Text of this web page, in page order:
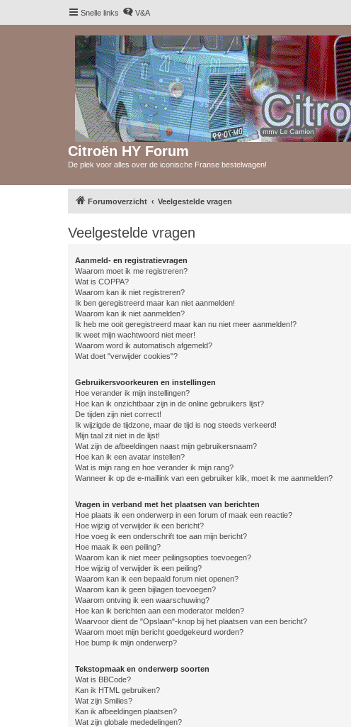
Snelle links V&A
Citroën HY Forum
De plek voor alles over de iconische Franse bestelwagen!
Forumoverzicht Veelgestelde vragen
Veelgestelde vragen
Aanmeld- en registratievragen
Waarom moet ik me registreren?
Wat is COPPA?
Waarom kan ik niet registreren?
Ik ben geregistreerd maar kan niet aanmelden!
Waarom kan ik niet aanmelden?
Ik heb me ooit geregistreerd maar kan nu niet meer aanmelden!?
Ik weet mijn wachtwoord niet meer!
Waarom word ik automatisch afgemeld?
Wat doet "verwijder cookies"?
Gebruikersvoorkeuren en instellingen
Hoe verander ik mijn instellingen?
Hoe kan ik onzichtbaar zijn in de online gebruikers lijst?
De tijden zijn niet correct!
Ik wijzigde de tijdzone, maar de tijd is nog steeds verkeerd!
Mijn taal zit niet in de lijst!
Wat zijn de afbeeldingen naast mijn gebruikersnaam?
Hoe kan ik een avatar instellen?
Wat is mijn rang en hoe verander ik mijn rang?
Wanneer ik op de e-maillink van een gebruiker klik, moet ik me aanmelden?
Vragen in verband met het plaatsen van berichten
Hoe plaats ik een onderwerp in een forum of maak een reactie?
Hoe wijzig of verwijder ik een bericht?
Hoe voeg ik een onderschrift toe aan mijn bericht?
Hoe maak ik een peiling?
Waarom kan ik niet meer peilingsopties toevoegen?
Hoe wijzig of verwijder ik een peiling?
Waarom kan ik een bepaald forum niet openen?
Waarom kan ik geen bijlagen toevoegen?
Waarom ontving ik een waarschuwing?
Hoe kan ik berichten aan een moderator melden?
Waarvoor dient de "Opslaan"-knop bij het plaatsen van een bericht?
Waarom moet mijn bericht goedgekeurd worden?
Hoe bump ik mijn onderwerp?
Tekstopmaak en onderwerp soorten
Wat is BBCode?
Kan ik HTML gebruiken?
Wat zijn Smilies?
Kan ik afbeeldingen plaatsen?
Wat zijn globale mededelingen?